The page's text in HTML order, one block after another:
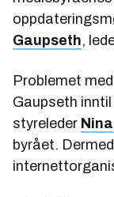
Gaupseth,
Problemet
Gaupseth
styreleder
byrået.